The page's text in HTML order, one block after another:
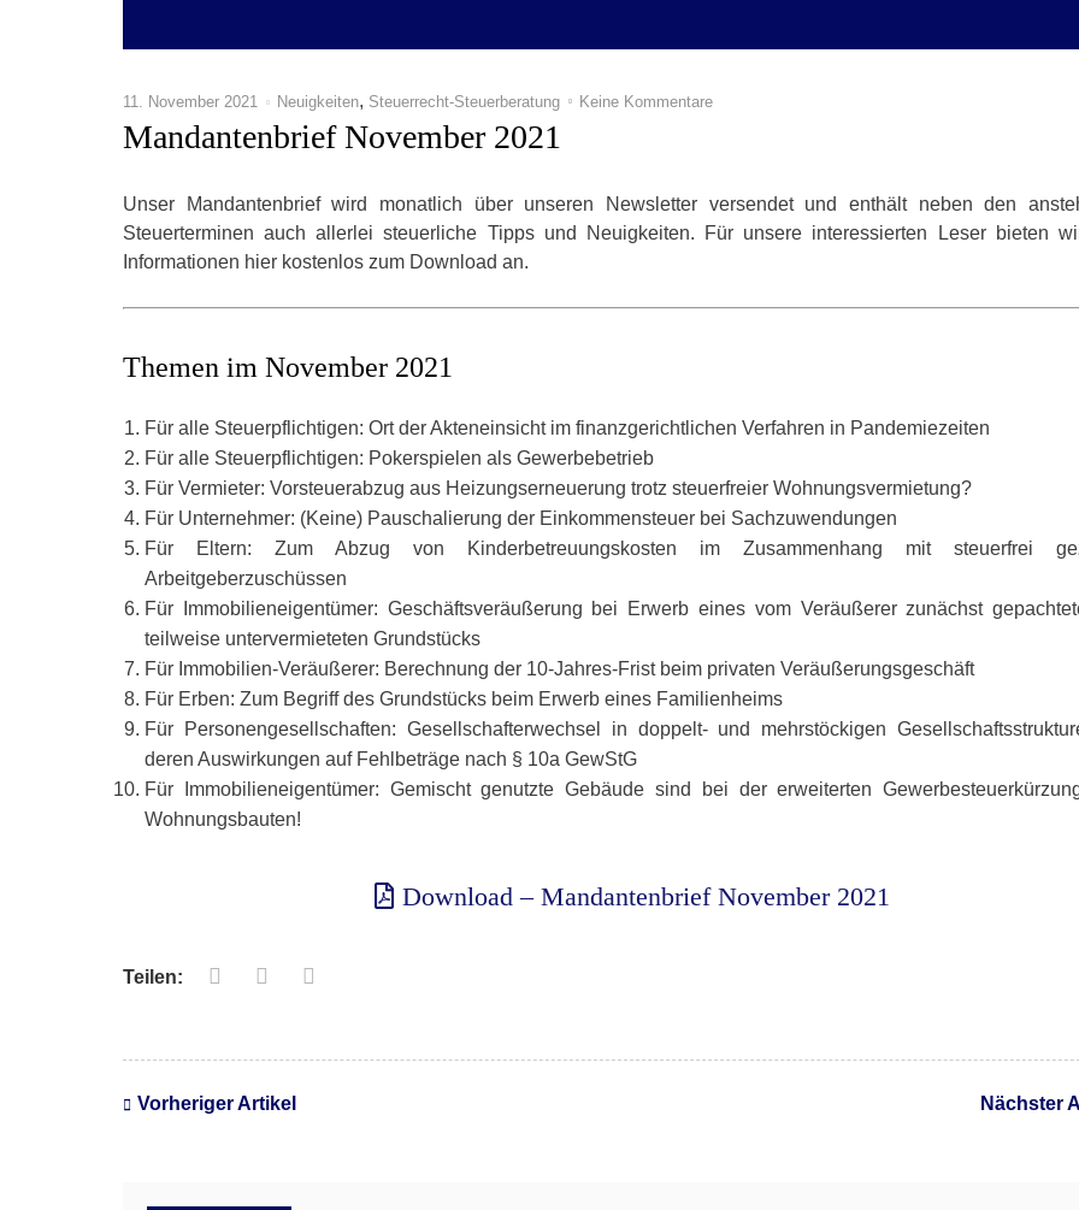
11. November 2021 Neuigkeiten, Steuerrecht-Steuerberatung Keine Kommentare
Mandantenbrief November 2021
Unser Mandantenbrief wird monatlich über unseren Newsletter versendet und enthält neben den
Steuerterminen auch allerlei steuerliche Tipps und Neuigkeiten. Für unsere interessierten Leser bieten
Informationen hier kostenlos zum Download an.
Themen im November 2021
Für alle Steuerpflichtigen: Ort der Akteneinsicht im finanzgerichtlichen Verfahren in Pandemiezeiten
Für alle Steuerpflichtigen: Pokerspielen als Gewerbebetrieb
Für Vermieter: Vorsteuerabzug aus Heizungserneuerung trotz steuerfreier Wohnungsvermietung?
Für Unternehmer: (Keine) Pauschalierung der Einkommensteuer bei Sachzuwendungen
Für Eltern: Zum Abzug von Kinderbetreuungskosten im Zusammenhang mit steuerfrei
Arbeitgeberzuschüssen
Für Immobilieneigentümer: Geschäftsveräußerung bei Erwerb eines vom Veräußerer zunächst
teilweise untervermieteten Grundstücks
Für Immobilien-Veräußerer: Berechnung der 10-Jahres-Frist beim privaten Veräußerungsgeschäft
Für Erben: Zum Begriff des Grundstücks beim Erwerb eines Familienheims
Für Personengesellschaften: Gesellschafterwechsel in doppelt- und mehrstöckigen
deren Auswirkungen auf Fehlbeträge nach § 10a GewStG
Für Immobilieneigentümer: Gemischt genutzte Gebäude sind bei der erweiterten
Wohnungsbauten!
Download – Mandantenbrief November 2021
Teilen:
Vorheriger Artikel Nächster